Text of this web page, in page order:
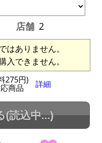
店舗 2
はありません。
入できません。
275円)
商品 詳細
(読込中...)